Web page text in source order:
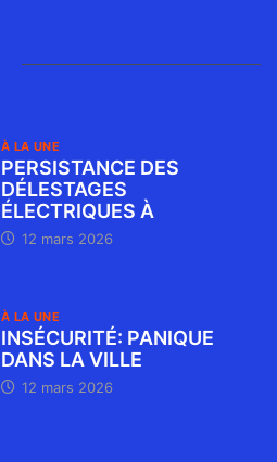
À LA UNE
PERSISTANCE DES
DÉLESTAGES
ÉLECTRIQUES À
12 mars 2026
À LA UNE
INSÉCURITÉ: PANIQUE
DANS LA VILLE
12 mars 2026